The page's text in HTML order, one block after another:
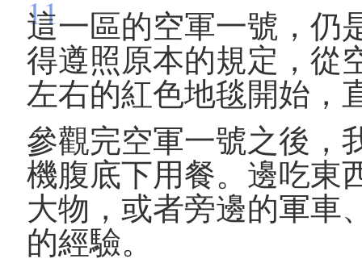
這一區的空軍一號，仍
得遵照原本的規定，從
左右的紅色地毯開始，
參觀完空軍一號之後，
機腹底下用餐。邊吃東
大物，或者旁邊的軍車
的經驗。